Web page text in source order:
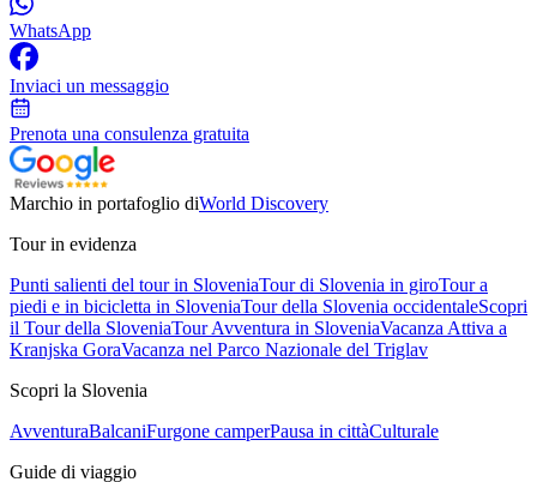
WhatsApp
Inviaci un messaggio
Prenota una consulenza gratuita
Marchio in portafoglio diWorld Discovery
Tour in evidenza
Punti salienti del tour in SloveniaTour di Slovenia in giroTour a
piedi e in bicicletta in SloveniaTour della Slovenia occidentaleScopri
il Tour della SloveniaTour Avventura in SloveniaVacanza Attiva a
Kranjska GoraVacanza nel Parco Nazionale del Triglav
Scopri la Slovenia
AvventuraBalcaniFurgone camperPausa in cittàCulturale
Guide di viaggio